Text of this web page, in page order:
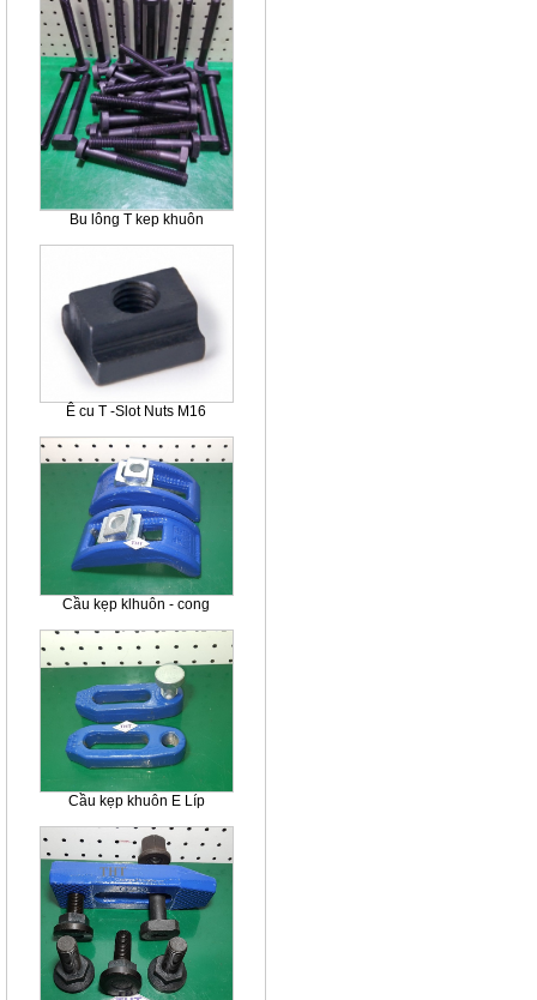
Bu lông T kep khuôn
Ê cu T -Slot Nuts M16
Cầu kẹp klhuôn - cong
Cầu kẹp khuôn E Líp